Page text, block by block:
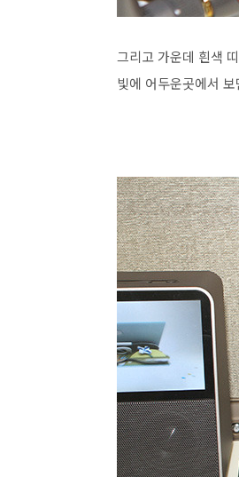
그리고 가운데 흰색
빛에 어두운곳에서